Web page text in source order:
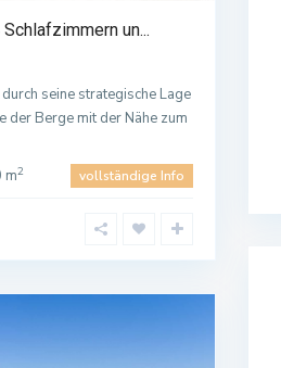
un...
seine strategische Lage
der Berge mit der Nähe zum
m2 vollständige Info